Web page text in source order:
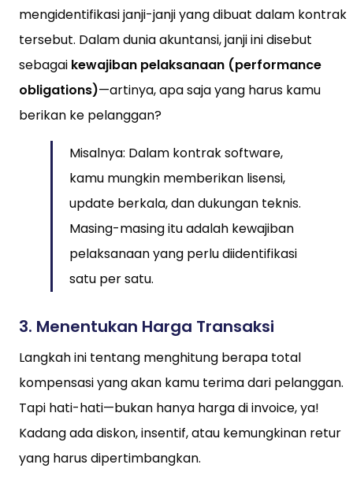
mengidentifikasi janji-janji yang dibuat dalam kontrak
tersebut. Dalam dunia akuntansi, janji ini disebut
sebagai kewajiban pelaksanaan (performance
obligations)—artinya, apa saja yang harus kamu
berikan ke pelanggan?
Misalnya: Dalam kontrak software,
kamu mungkin memberikan lisensi,
update berkala, dan dukungan teknis.
Masing-masing itu adalah kewajiban
pelaksanaan yang perlu diidentifikasi
satu per satu.
3. Menentukan Harga Transaksi
Langkah ini tentang menghitung berapa total
kompensasi yang akan kamu terima dari pelanggan.
Tapi hati-hati—bukan hanya harga di invoice, ya!
Kadang ada diskon, insentif, atau kemungkinan retur
yang harus dipertimbangkan.